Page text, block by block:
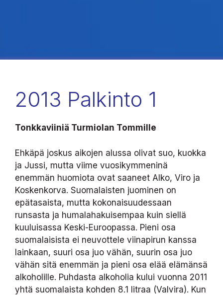
2013 Palkinto 1
Tonkkaviiniä Turmiolan Tommille
Ehkäpä joskus aikojen alussa olivat suo, kuokka
ja Jussi, mutta viime vuosikymmeninä
enemmän huomiota ovat saaneet Alko, Viro ja
Koskenkorva. Suomalaisten juominen on
epätasaista, mutta kokonaisuudessaan
runsasta ja humalahakuisempaa kuin siellä
kuuluisassa Keski-Euroopassa. Pieni osa
suomalaisista ei neuvottele viinapirun kanssa
lainkaan, suuri osa juo vähän, suurin osa juo
vähän sitä enemmän ja pieni osa elää elämänsä
alkoholille. Puhdasta alkoholia kului vuonna 2011
yhtä suomalaista kohden 8.1 litraa (Valvira). Kun